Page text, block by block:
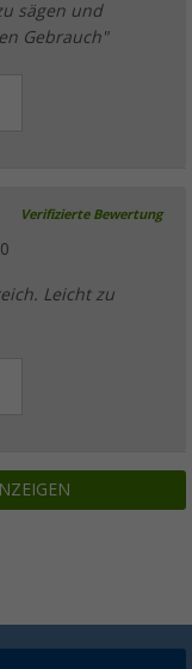
sägen und
Gebrauch"
Verifizierte Bewertung
Leicht zu